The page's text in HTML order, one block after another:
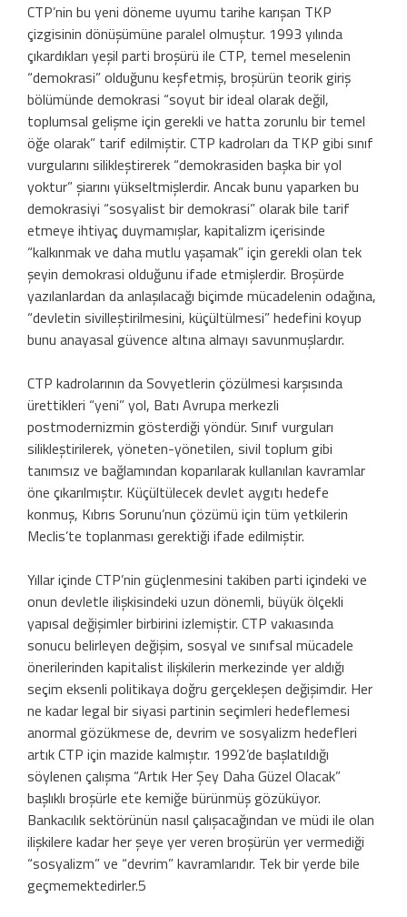
CTP’nin bu yeni döneme uyumu tarihe karışan TKP
çizgisinin dönüşümüne paralel olmuştur. 1993 yılında
çıkardıkları yeşil parti broşürü ile CTP, temel meselenin
“demokrasi” olduğunu keşfetmiş, broşürün teorik giriş
bölümünde demokrasi “soyut bir ideal olarak değil,
toplumsal gelişme için gerekli ve hatta zorunlu bir temel
öğe olarak” tarif edilmiştir. CTP kadroları da TKP gibi sınıf
vurgularını silikleştirerek “demokrasiden başka bir yol
yoktur” şiarını yükseltmişlerdir. Ancak bunu yaparken bu
demokrasiyi “sosyalist bir demokrasi” olarak bile tarif
etmeye ihtiyaç duymamışlar, kapitalizm içerisinde
“kalkınmak ve daha mutlu yaşamak” için gerekli olan tek
şeyin demokrasi olduğunu ifade etmişlerdir. Broşürde
yazılanlardan da anlaşılacağı biçimde mücadelenin odağına,
“devletin sivilleştirilmesini, küçültülmesi” hedefini koyup
bunu anayasal güvence altına almayı savunmuşlardır.
CTP kadrolarının da Sovyetlerin çözülmesi karşısında
ürettikleri “yeni” yol, Batı Avrupa merkezli
postmodernizmin gösterdiği yöndür. Sınıf vurguları
silikleştirilerek, yöneten-yönetilen, sivil toplum gibi
tanımsız ve bağlamından koparılarak kullanılan kavramlar
öne çıkarılmıştır. Küçültülecek devlet aygıtı hedefe
konmuş, Kıbrıs Sorunu’nun çözümü için tüm yetkilerin
Meclis’te toplanması gerektiği ifade edilmiştir.
Yıllar içinde CTP’nin güçlenmesini takiben parti içindeki ve
onun devletle ilişkisindeki uzun dönemli, büyük ölçekli
yapısal değişimler birbirini izlemiştir. CTP vakıasında
sonucu belirleyen değişim, sosyal ve sınıfsal mücadele
önerilerinden kapitalist ilişkilerin merkezinde yer aldığı
seçim eksenli politikaya doğru gerçekleşen değişimdir. Her
ne kadar legal bir siyasi partinin seçimleri hedeflemesi
anormal gözükmese de, devrim ve sosyalizm hedefleri
artık CTP için mazide kalmıştır. 1992’de başlatıldığı
söylenen çalışma “Artık Her Şey Daha Güzel Olacak”
başlıklı broşürle ete kemiğe bürünmüş gözüküyor.
Bankacılık sektörünün nasıl çalışacağından ve müdi ile olan
ilişkilere kadar her şeye yer veren broşürün yer vermediği
“sosyalizm” ve “devrim” kavramlarıdır. Tek bir yerde bile
geçmemektedirler.5